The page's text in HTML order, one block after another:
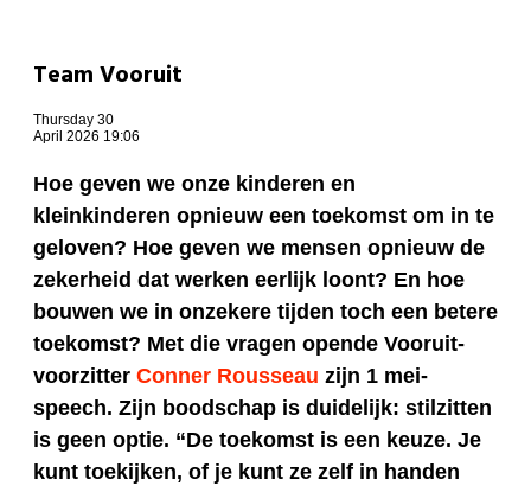
Team Vooruit
Thursday 30
April 2026 19:06
Hoe geven we onze kinderen en
kleinkinderen opnieuw een toekomst om in te
geloven? Hoe geven we mensen opnieuw de
zekerheid dat werken eerlijk loont? En hoe
bouwen we in onzekere tijden toch een betere
toekomst? Met die vragen opende Vooruit-
voorzitter Conner Rousseau zijn 1 mei-
speech. Zijn boodschap is duidelijk: stilzitten
is geen optie. “De toekomst is een keuze. Je
kunt toekijken, of je kunt ze zelf in handen